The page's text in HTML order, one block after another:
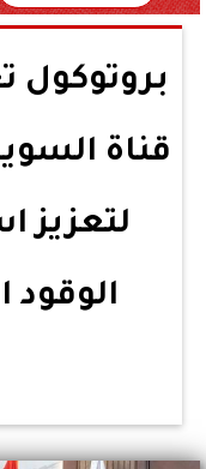
بروتوكول
قناة
لتعزيز
الوقود